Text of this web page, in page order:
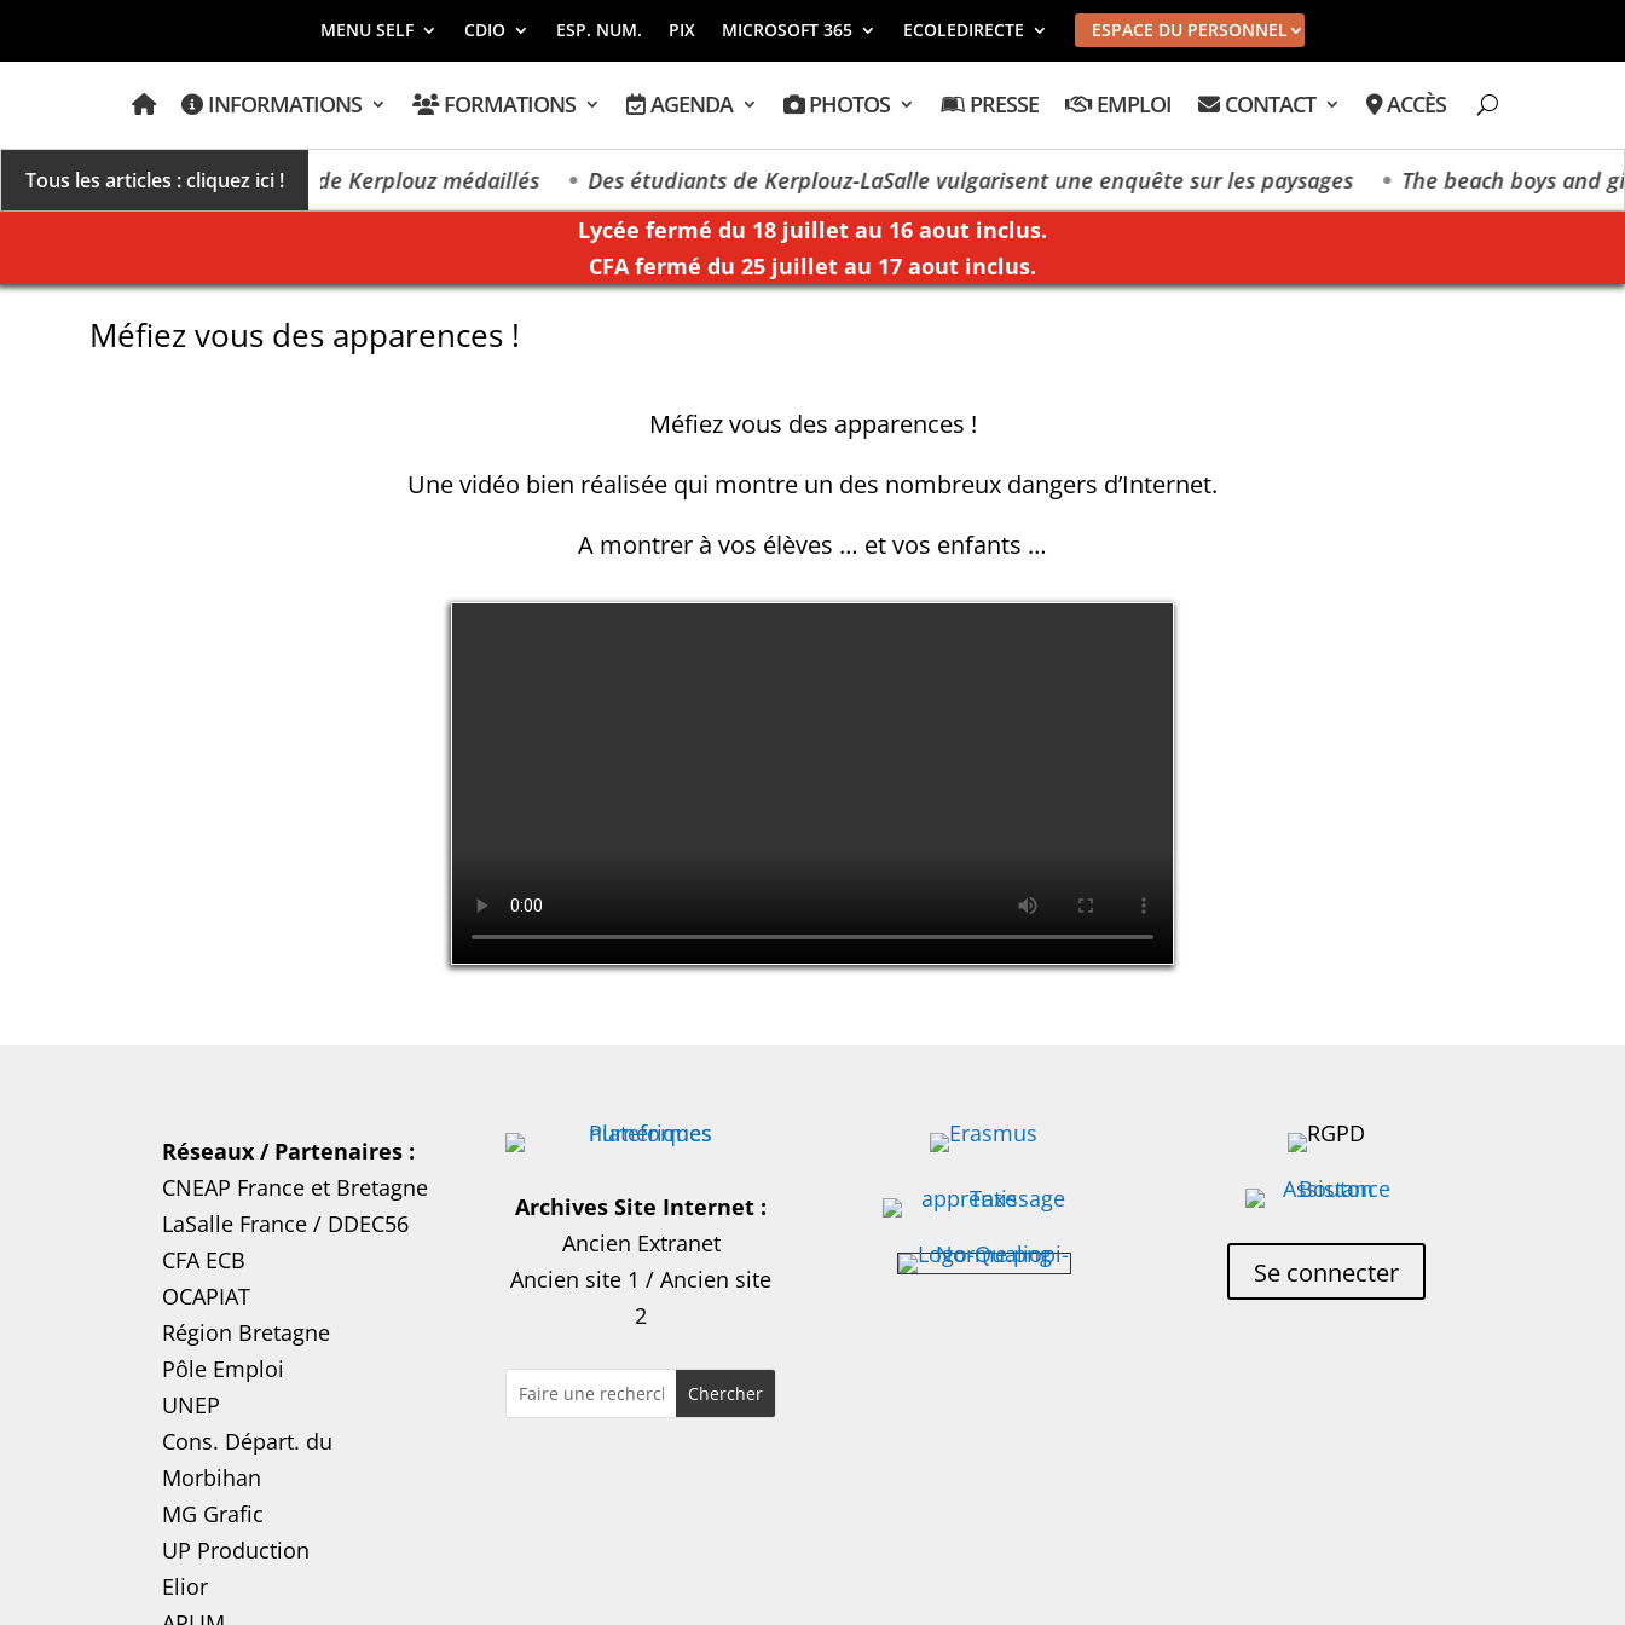
MENU SELF CDIO ESP. NUM. PIX MICROSOFT 365 ECOLEDIRECTE ESPACE DU PERSONNEL
A
U
E
I
L
INFORMATIONS FORMATIONS AGENDA PHOTOS PRESSE EMPLOI CONTACT ACCÈS
Tous les articles : cliquez ici !
Cinq apprentis et élèves de Kerplouz médaillés Des étudiants de Kerplouz-LaSalle vulgarisent une enquête sur les paysages
The beach boys and
Lycée fermé du 18 juillet au 16 aout inclus.
CFA fermé du 25 juillet au 17 aout inclus.
Méfiez vous des apparences !
Méfiez vous des apparences !
Une vidéo bien réalisée qui montre un des nombreux dangers d’Internet.
A montrer à vos élèves … et vos enfants …
Réseaux / Partenaires :
CNEAP France et Bretagne
LaSalle France / DDEC56
CFA ECB
OCAPIAT
Région Bretagne
Pôle Emploi
UNEP
Cons. Départ. du
Morbihan
MG Grafic
UP Production
Elior
Archives Site Internet :
Ancien Extranet
Ancien site 1 /Ancien site
2
Se connecter